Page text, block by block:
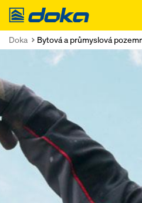
Doka
Doka Bytová a průmyslová